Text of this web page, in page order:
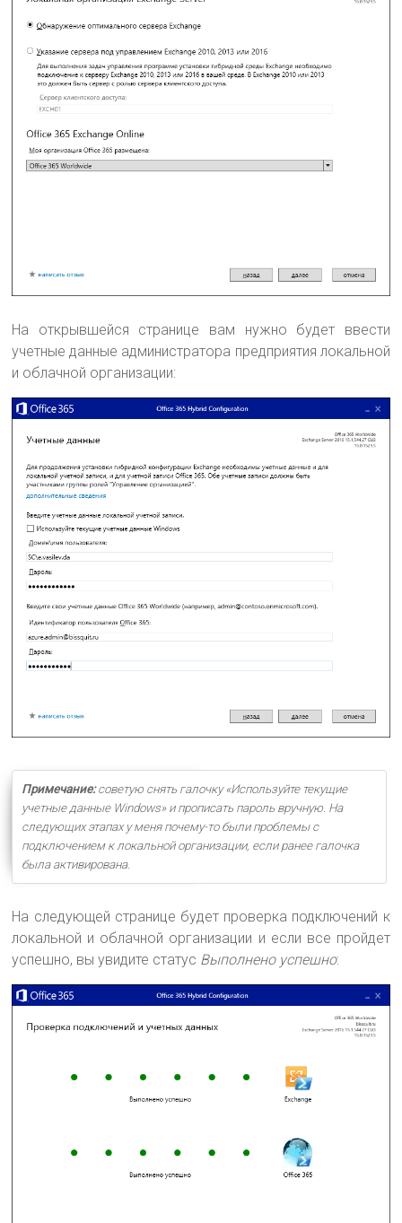
На открывшейся странице вам нужно будет ввести
учетные данные администратора предприятия локальной
и облачной организации:
Примечание:советую снять галочку «Используйте текущие
учетные данные Windows» и прописать пароль вручную. На
следующих этапах у меня почему-то были проблемы с
подключением к локальной организации, если ранее галочка
была активирована.
На следующей странице будет проверка подключений к
локальной и облачной организации и если все пройдет
успешно, вы увидите статус Выполнено успешно: